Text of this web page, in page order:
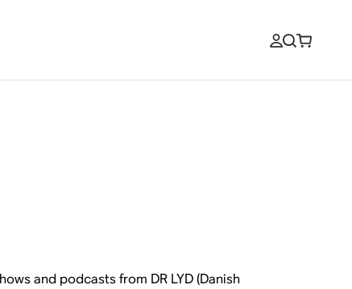
and podcasts from DR LYD (Danish